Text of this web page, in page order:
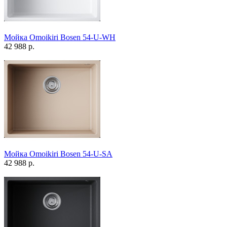
Мойка Omoikiri Bosen 54-U-WH
42 988 р.
Мойка Omoikiri Bosen 54-U-SA
42 988 р.